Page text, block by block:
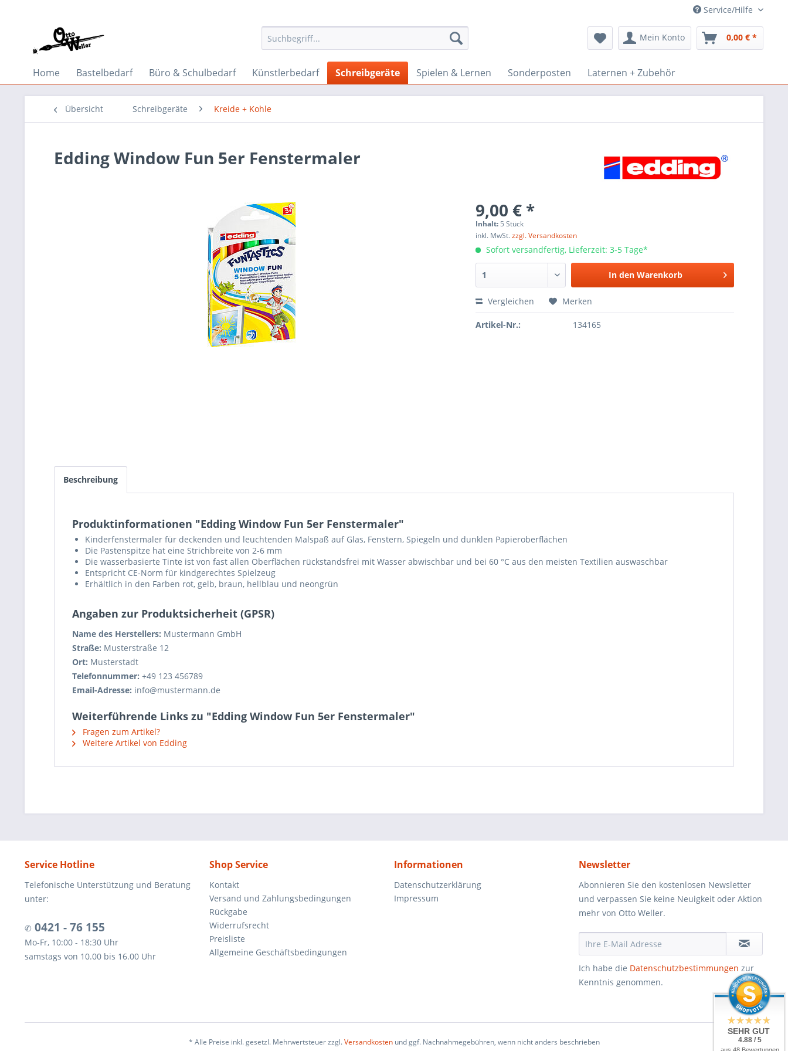
Service/Hilfe
Mein Konto 0,00 € *
Home Bastelbedarf Büro & Schulbedarf Künstlerbedarf Schreibgeräte Spielen & Lernen Sonderposten Laternen + Zubehör
Übersicht Schreibgeräte Kreide + Kohle
Edding Window Fun 5er Fenstermaler
9,00 € *
Inhalt: 5 Stück
inkl. MwSt.zzgl. Versandkosten
Sofort versandfertig, Lieferzeit: 3-5 Tage*
In den Warenkorb
Vergleichen Merken
Artikel-Nr.: 134165
Beschreibung
Produktinformationen "Edding Window Fun 5er Fenstermaler"
Kinderfenstermaler für deckenden und leuchtenden Malspaß auf Glas, Fenstern, Spiegeln und dunklen Papieroberflächen
Die Pastenspitze hat eine Strichbreite von 2-6 mm
Die wasserbasierte Tinte ist von fast allen Oberflächen rückstandsfrei mit Wasser abwischbar und bei 60 °C aus den meisten Textilien auswaschbar
Entspricht CE-Norm für kindgerechtes Spielzeug
Erhältlich in den Farben rot, gelb, braun, hellblau und neongrün
Angaben zur Produktsicherheit (GPSR)
Name des Herstellers: Mustermann GmbH
Straße: Musterstraße 12
Ort: Musterstadt
Telefonnummer: +49 123 456789
Email-Adresse: info@mustermann.de
Weiterführende Links zu "Edding Window Fun 5er Fenstermaler"
Fragen zum Artikel?
Weitere Artikel von Edding
Service Hotline
Telefonische Unterstützung und Beratung
unter:
✆ 0421 - 76 155
Mo-Fr, 10:00 - 18:30 Uhr
samstags von 10.00 bis 16.00 Uhr
Shop Service
Kontakt
Versand und Zahlungsbedingungen
Rückgabe
Widerrufsrecht
Preisliste
Allgemeine Geschäftsbedingungen
Informationen
Datenschutzerklärung
Impressum
Newsletter
Abonnieren Sie den kostenlosen Newsletter
und verpassen Sie keine Neuigkeit oder Aktion
mehr von Otto Weller.
Ich habe die Datenschutzbestimmungen zur
Kenntnis genommen.
* Alle Preise inkl. gesetzl. Mehrwertsteuer zzgl.Versandkostenund ggf. Nachnahmegebühren, wenn nicht anders beschrieben
SEHR GUT
4.88 / 5